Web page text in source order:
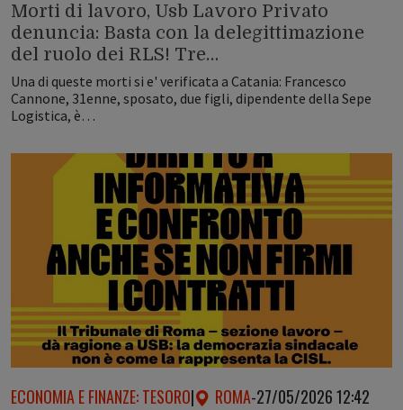
Morti di lavoro, Usb Lavoro Privato
denuncia: Basta con la delegittimazione
del ruolo dei RLS! Tre…
Una di queste morti si e' verificata a Catania: Francesco
Cannone, 31enne, sposato, due figli, dipendente della Sepe
Logistica, è…
ECONOMIA E FINANZE: TESORO| ROMA-27/05/2026 12:42